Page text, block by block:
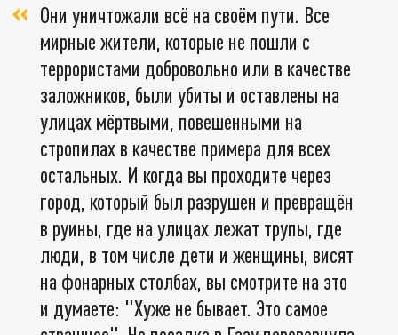
Они уничтожали всё на своём пути. Все
мирные жители, которые не пошли с
террористами добровольно или в качестве
заложников, были убиты и оставлены на
улицах мёртвыми, повешенными на
стропилах в качестве примера для всех
остальных. И когда вы проходите через
город, который был разрушен и превращён
в руины, где на улицах лежат трупы, где
люди, в том числе дети и женщины, висят
на фонарных столбах, вы смотрите на это
и думаете: "Хуже не бывает. Это самое